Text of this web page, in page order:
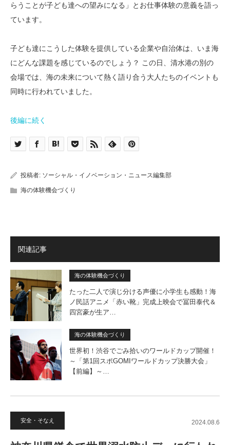
らうことが子ども達への望みになる」とお仕事体験の意義を語っ
ています。
子ども達にこうした体験を提供している企業や自治体は、いま海
にどんな課題を感じているのでしょう？ この日、清水港の別の
会場では、海の未来について熱く語り合う大人たちのイベントも
同時に行われていました。
後編に続く
投稿者: ソーシャル・イノベーション・ニュース編集部
海の体験機会づくり
関連記事
海の体験機会づくり
たった二人で演じ分ける声優に小学生も感動！海
ノ民話アニメ「赤い靴」完成上映会で冨田泰代＆
四宮豪が生ア…
海の体験機会づくり
世界初！渋谷でごみ拾いのワールドカップ開催！
～「第1回スポGOMIワールドカップ決勝大会」
【前編】～…
安全・そなえ 2024.08.6